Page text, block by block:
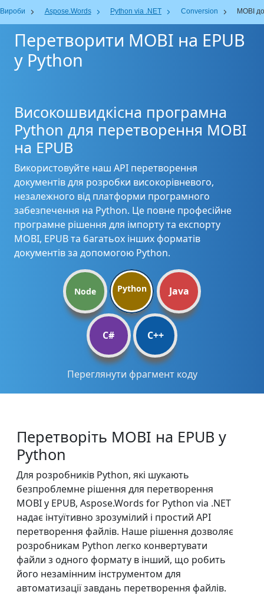
Вироби Aspose.Words Python via .NET Conversion MOBI
Перетворити MOBI на EPUB
у Python
Високошвидкісна програмна
Python для перетворення MOBI
на EPUB
Використовуйте наш API перетворення
документів для розробки високорівневого,
незалежного від платформи програмного
забезпечення на Python. Це повне професійне
програмне рішення для імпорту та експорту
MOBI, EPUB та багатьох інших форматів
документів за допомогою Python.
Node Python Java
C# C++
Переглянути фрагмент коду
Перетворіть MOBI на EPUB у
Python
Для розробників Python, які шукають
безпроблемне рішення для перетворення
MOBI у EPUB, Aspose.Words for Python via .NET
надає інтуїтивно зрозумілий і простий API
перетворення файлів. Наше рішення дозволяє
розробникам Python легко конвертувати
файли з одного формату в інший, що робить
його незамінним інструментом для
автоматизації завдань перетворення файлів.